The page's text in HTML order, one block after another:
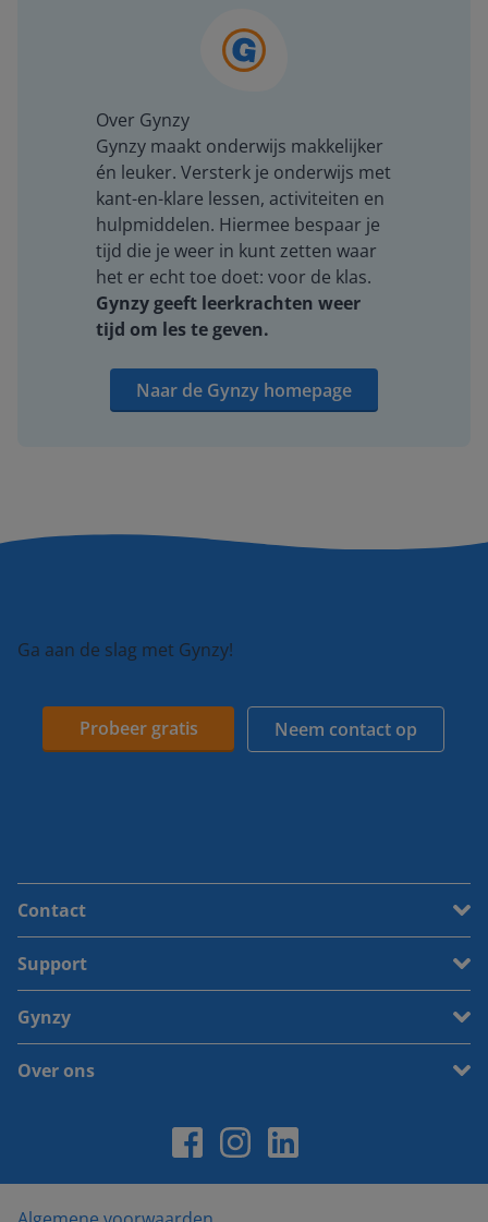
Over Gynzy
Gynzy maakt onderwijs makkelijker
én leuker. Versterk je onderwijs met
kant-en-klare lessen, activiteiten en
hulpmiddelen. Hiermee bespaar je
tijd die je weer in kunt zetten waar
het er echt toe doet: voor de klas.
Gynzy geeft leerkrachten weer
tijd om les te geven.
Naar de Gynzy homepage
Ga aan de slag met Gynzy!
Probeer gratis Neem contact op
Contact
Support
Gynzy
Over ons